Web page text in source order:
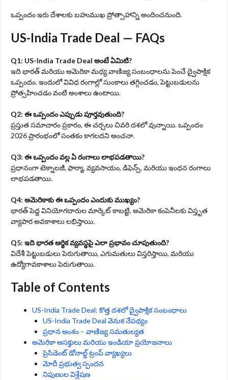
ఒప్పందం ఇరు దేశాలకు బహుముఖ ప్రోత్సాహాన్ని అందించనుంది.
US-India Trade Deal — FAQs
Q1: US-India Trade Deal అంటే ఏమిటి?
ఇది భారత్‌ మరియు అమెరికా మధ్య వాణిజ్య సంబంధాలను పెంచే ద్వైపాక్షిక
ఒప్పందం. ఇందులో వివిధ రంగాల్లో సుంకాలు తగ్గించడం, పెట్టుబడులను
ప్రోత్సహించడం వంటి అంశాలు ఉంటాయి.
Q2: ఈ ఒప్పందం ఎప్పుడు పూర్తవుతుంది?
ప్రస్తుత సమాచారం ప్రకారం, ఈ చర్చలు చివరి దశలో వున్నాయి. ఒప్పందం
2026 ప్రారంభంలో సంతకం కాగలదని అంచనా.
Q3: ఈ ఒప్పందం వల్ల ఏ రంగాలు లాభపడతాయి?
ప్రధానంగా టెక్నాలజీ, ఫార్మా, వ్యవసాయం, డిఫెన్స్‌, మరియు ఇంధన రంగాలు
లాభపడతాయి.
Q4: అమెరికాకు ఈ ఒప్పందం ఎందుకు ముఖ్యం?
భారత్‌ పెద్ద వినియోగదారుల మార్కెట్‌ కాబట్టి, అమెరికా కంపెనీలకు విస్తృత
వ్యాపార అవకాశాలు లభిస్తాయి.
Q5: ఇది భారత ఆర్థిక వ్యవస్థపై ఎలా ప్రభావం చూపుతుంది?
విదేశీ పెట్టుబడులు పెరుగుతాయి, ఎగుమతులు విస్తరిస్తాయి, మరియు
ఉద్యోగావకాశాలు పెరుగుతాయి.
Table of Contents
US-India Trade Deal: కొత్త దశలో ద్వైపాక్షిక సంబంధాలు
US-India Trade Deal వెనుక నేపథ్యం
ప్రధాన అంశం – వాణిజ్య సమతుల్యత
అమెరికా ఆసక్తులు మరియు ఇండియా ప్రయోజనాలు
ప్రెసిడెంట్ డోనాల్డ్ ట్రంప్‌ వ్యాఖ్యలు
మోదీ ప్రభుత్వ స్పందన
నిపుణుల విశ్లేషణ